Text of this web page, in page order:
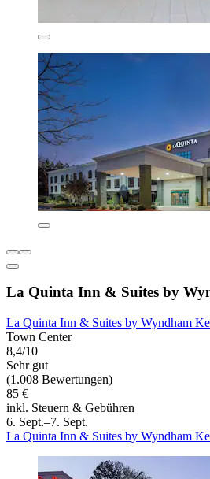
La Quinta Inn & Suites by
La Quinta Inn & Suites by Wyndham
Town Center
8,4/10
Sehr gut
(1.008 Bewertungen)
85 €
inkl. Steuern & Gebühren
6. Sept.–7. Sept.
La Quinta Inn & Suites by Wyndham